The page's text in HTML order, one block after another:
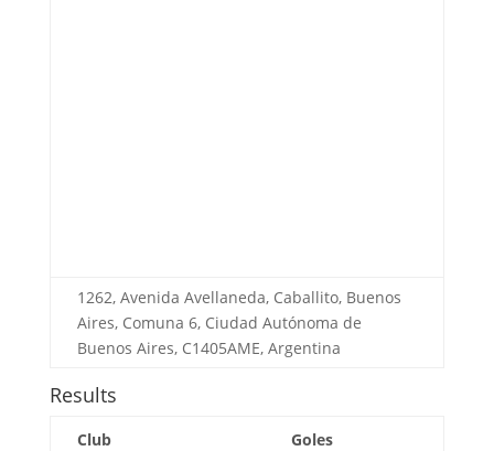
1262, Avenida Avellaneda, Caballito, Buenos
Aires, Comuna 6, Ciudad Autónoma de
Buenos Aires, C1405AME, Argentina
Results
Club Goles